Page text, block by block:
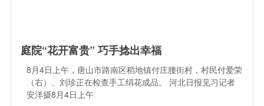
庭院“花开富贵” 巧手捻出幸福
8月4日上午，唐山市路南区稻地镇付庄腰街村，村民付爱荣
（右）、刘珍正在检查手工绢花成品。 河北日报见习记者
安洋摄8月4日上午